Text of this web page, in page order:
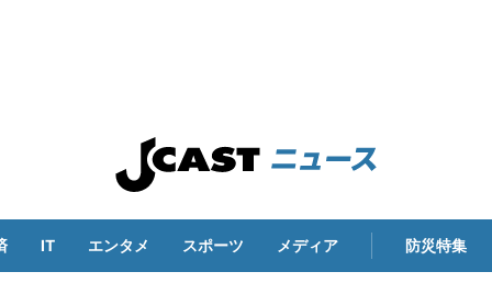
IT エンタメ スポーツ メディア 防災特集